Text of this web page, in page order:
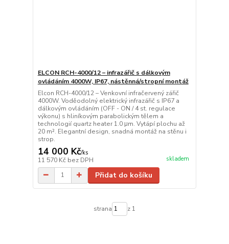
ELCON RCH-4000/12 – infrazářič s dálkovým
ovládáním 4000W, IP67, nástěnná/stropní montáž
Elcon RCH-4000/12 – Venkovní infračervený zářič
4000W. Voděodolný elektrický infrazářič s IP67 a
dálkovým ovládáním (OFF - ON / 4 st. regulace
výkonu) s hliníkovým parabolickým tělem a
technologií quartz heater 1.0 μm. Vytápí plochu až
20 m². Elegantní design, snadná montáž na stěnu i
strop.
14 000 Kč/ks
11 570 Kč bez DPH skladem
Přidat do košíku
strana z 1